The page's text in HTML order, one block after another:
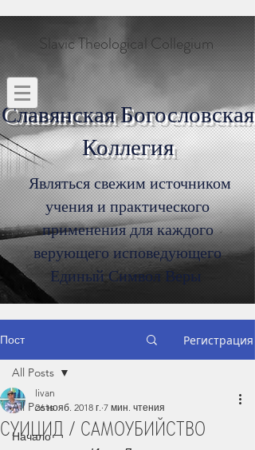
Slavic Theological Collegium
Славянская Богословская
Коллегия
Являться свежим источником
учения и практического
применения для каждого
верующего исповедующего
Единый Символ Веры
Пост Регистрация
All Posts
Начало
All Posts
СУИЦИД / САМОУБИЙСТВО
livan
26 нояб. 2018 г. 7 мин. чтения